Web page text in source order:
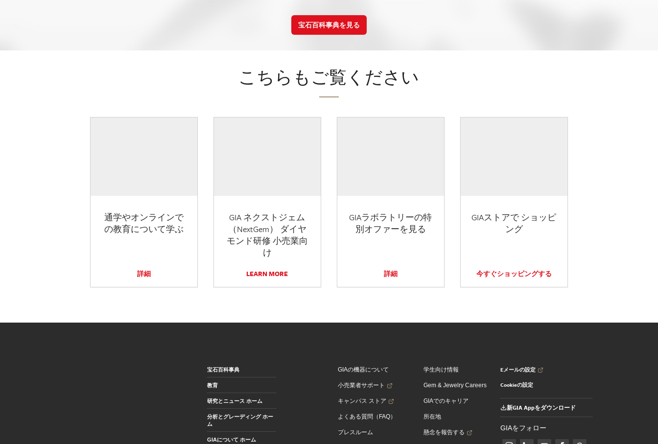
宝石百科事典を見る
こちらもご覧ください
通学やオンラインで
の教育について学ぶ
詳細
GIA ネクストジェム
（NextGem） ダイヤ
モンド研修 小売業向
け
LEARN MORE
GIAラボラトリーの特
別オファーを見る
詳細
GIAストアで ショッピ
ング
今すぐショッピングする
宝石百科事典
教育
研究とニュース ホーム
分析とグレーディング ホー
ム
GIAについて ホーム
GIAの機器について
小売業者サポート
キャンパス ストア
よくある質問（FAQ）
プレスルーム
学生向け情報
Gem & Jewelry Careers
GIAでのキャリア
所在地
懸念を報告する
Eメールの設定
Cookieの設定
新GIA Appをダウンロード
GIAをフォロー